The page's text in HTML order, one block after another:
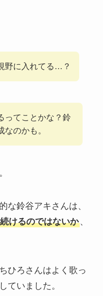
野に入れてる…？
ってことかな？鈴
のかも。
な鈴谷アキさんは、
けるのではないか、
ひろさんはよく歌っ
ていました。